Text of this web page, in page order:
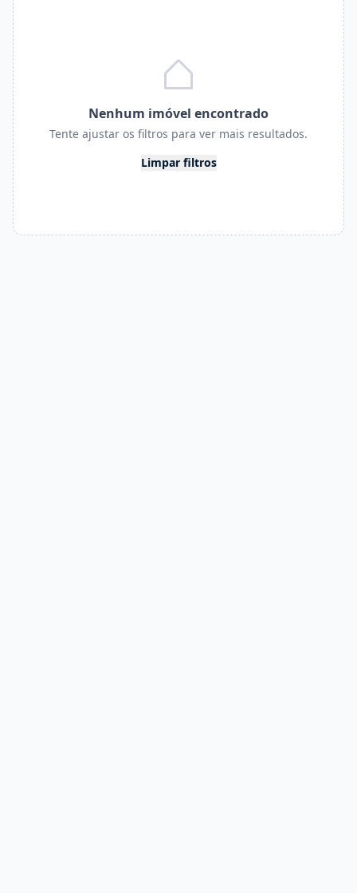
Nenhum imóvel encontrado
Tente ajustar os filtros para ver mais resultados.
Limpar filtros